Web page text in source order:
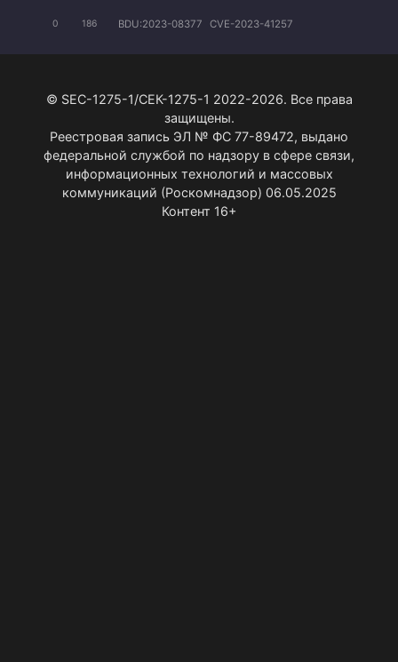
0 186 BDU:2023-08377 CVE-2023-41257
© SEC-1275-1/СЕК-1275-1 2022-2026. Все права
защищены.
Реестровая запись ЭЛ № ФС 77-89472, выдано
федеральной службой по надзору в сфере связи,
информационных технологий и массовых
коммуникаций (Роскомнадзор) 06.05.2025
Контент 16+